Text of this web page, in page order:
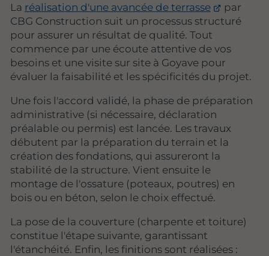
La réalisation d'une avancée de terrasse
par
CBG Construction suit un processus structuré
pour assurer un résultat de qualité. Tout
commence par une écoute attentive de vos
besoins et une visite sur site à Goyave pour
évaluer la faisabilité et les spécificités du projet.
Une fois l'accord validé, la phase de préparation
administrative (si nécessaire, déclaration
préalable ou permis) est lancée. Les travaux
débutent par la préparation du terrain et la
création des fondations, qui assureront la
stabilité de la structure. Vient ensuite le
montage de l'ossature (poteaux, poutres) en
bois ou en béton, selon le choix effectué.
La pose de la couverture (charpente et toiture)
constitue l'étape suivante, garantissant
l'étanchéité. Enfin, les finitions sont réalisées :